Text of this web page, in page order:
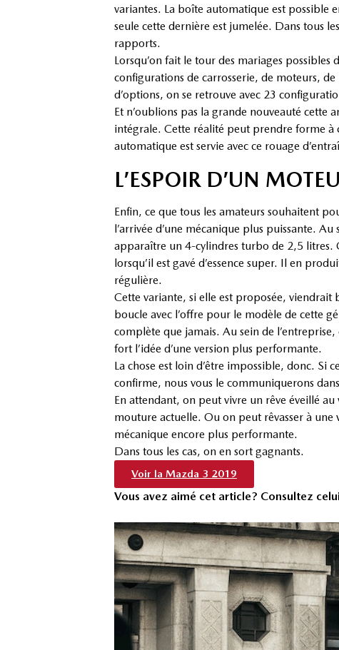
variantes. La boîte automatique est possible
seule cette dernière est jumelée. Dans tous
rapports.
Lorsqu’on fait le tour des mariages possibles
configurations de carrosserie, de moteurs,
d’options, on se retrouve avec 23
Et n’oublions pas la grande nouveauté cette
intégrale. Cette réalité peut prendre forme
automatique est servie avec ce rouage
L’ESPOIR D’UN
Enfin, ce que tous les amateurs souhaitent
l’arrivée d’une mécanique plus puissante.
apparaître un 4-cylindres turbo de 2,5 litres.
lorsqu’il est gavé d’essence super. Il en
régulière.
Cette variante, si elle est proposée, viendrait
boucle avec l’offre pour le modèle de cette
complète que jamais. Au sein de
fort l’idée d’une version plus performante.
La chose est loin d’être impossible, donc. Si
confirme, nous vous le communiquerons
En attendant, on peut vivre un rêve éveillé au
mouture actuelle. Ou on peut rêvasser à une
mécanique encore plus performante.
Dans tous les cas, on en sort gagnants.
Voir la Mazda 3 2019
Vous avez aimé cet article? Consultez